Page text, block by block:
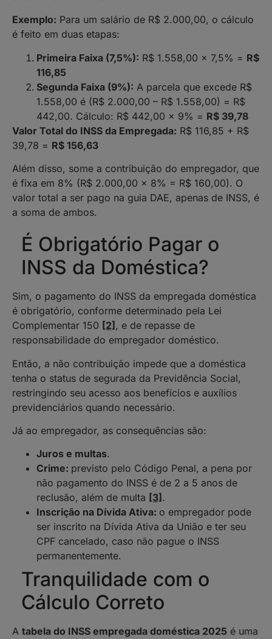
Exemplo: Para um salário de R$ 2.000,00, o cálculo
é feito em duas etapas:
Primeira Faixa (7,5%): R$ 1.558,00 x 7,5% = R$
116,85
Segunda Faixa (9%): A parcela que excede R$
1.558,00 é (R$ 2.000,00 – R$ 1.558,00) = R$
442,00. Cálculo: R$ 442,00 x 9% = R$ 39,78
Valor Total do INSS da Empregada: R$ 116,85 + R$
39,78 = R$ 156,63
Além disso, some a contribuição do empregador, que
é fixa em 8% (R$ 2.000,00 x 8% = R$ 160,00). O
valor total a ser pago na guia DAE, apenas de INSS, é
a soma de ambos.
É Obrigatório Pagar o
INSS da Doméstica?
Sim, o pagamento do INSS da empregada doméstica
é obrigatório, conforme determinado pela Lei
Complementar 150 [2] , e de repasse de
responsabilidade do empregador doméstico.
Então, a não contribuição impede que a doméstica
tenha o status de segurada da Previdência Social,
restringindo seu acesso aos benefícios e auxílios
previdenciários quando necessário.
Já ao empregador, as consequências são:
Juros e multas.
Crime: previsto pelo Código Penal, a pena por
não pagamento do INSS é de 2 a 5 anos de
reclusão, além de multa [3] .
Inscrição na Dívida Ativa: o empregador pode
ser inscrito na Dívida Ativa da União e ter seu
CPF cancelado, caso não pague o INSS
permanentemente.
Tranquilidade com o
Cálculo Correto
A tabela do INSS empregada doméstica 2025 é uma